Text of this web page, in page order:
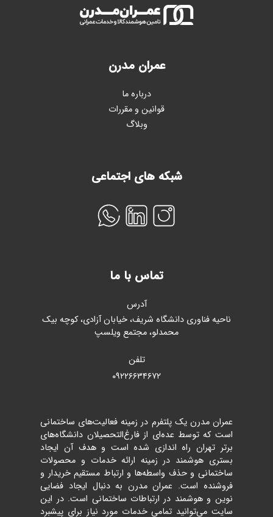
عمران مدرن
درباره ما
قوانین و مقررات
وبلاگ
شبکه های اجتماعی
تماس با ما
آدرس
ناحیه فناوری دانشگاه شریف، خیابان آزادی، کوچه بیک
محمدلو، مجتمع ویلسپ
تلفن
۰۹۲۲۶۶۳۴۶۷۲
عمران مدرن یک پلتفرم در زمینه فعالیت‌های ساختمانی
است که توسط عده‌ای از فارغ‌التحصیلان دانشگاه‌های
برتر تهران راه اندازی شده است و هدف آن ایجاد
بستری هوشمند در زمینه ارائه خدمات و محصولات
ساختمانی و حذف واسطه‌ها و ارتباط مستقیم خریدار و
فروشنده است. عمران مدرن به دنبال ایجاد فضایی
نوین و هوشمند در ارتباطات ساختمانی است. در این
سایت می‌توانید تمامی خدمات مورد نیاز برای پیشبرد